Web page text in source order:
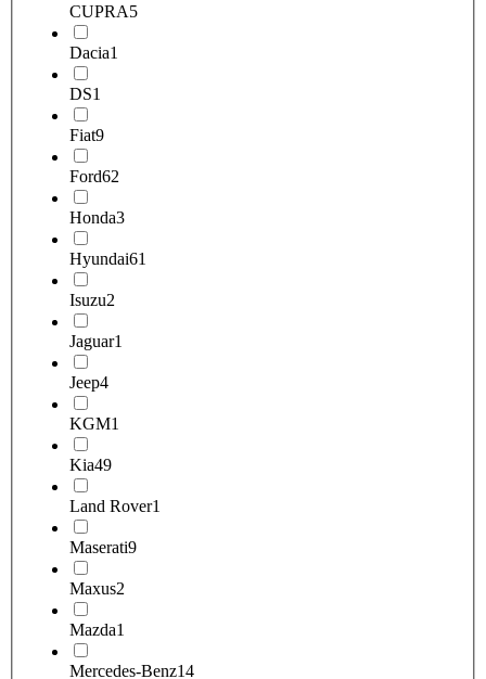
CUPRA5
Dacia1
DS1
Fiat9
Ford62
Honda3
Hyundai61
Isuzu2
Jaguar1
Jeep4
KGM1
Kia49
Land Rover1
Maserati9
Maxus2
Mazda1
Mercedes-Benz14